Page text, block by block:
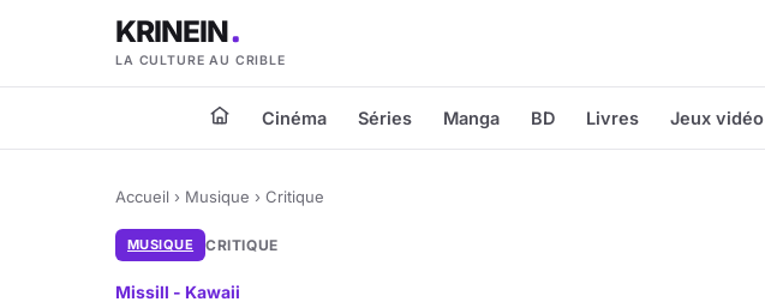
KRINEIN
LA CULTURE AU CRIBLE
Cinéma Séries Manga BD Livres Jeux vidéo
Accueil › Musique › Critique
MUSIQUE CRITIQUE
Missill - Kawaii